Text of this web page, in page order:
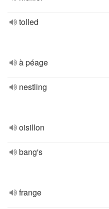
tolled
à péage
nestling
oisillon
bang's
frange